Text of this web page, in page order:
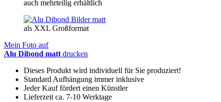
auch mehrteilig erhältlich
als XXL Großformat
Mein Foto auf
Alu Dibond matt drucken
Dieses Produkt wird individuell für Sie produziert!
Standard Aufhängung immer inklusive
Jeder Kauf fördert einen Künstler
Lieferzeit ca. 7-10 Werktage